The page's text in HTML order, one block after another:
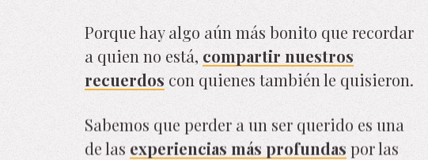
Porque hay algo aún más bonito que recordar
a quien no está, compartir nuestros
recuerdos con quienes también le quisieron.
Sabemos que perder a un ser querido es una
de las experiencias más profundas por las